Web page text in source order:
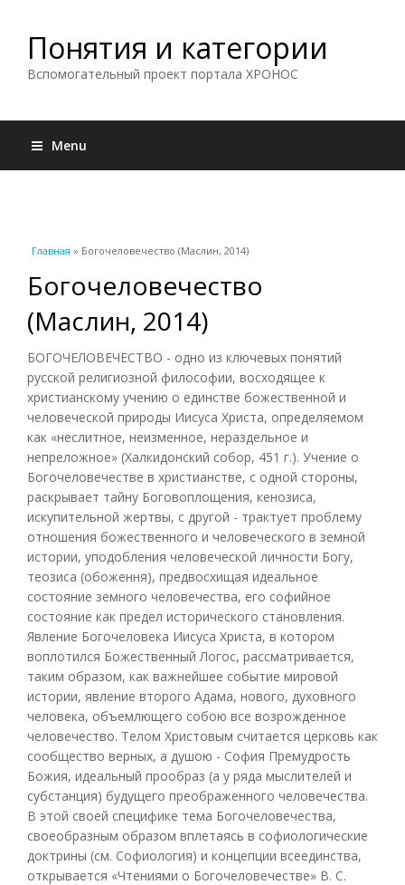
Понятия и категории
Вспомогательный проект портала ХРОНОС
Menu
Вы здесь
Главная » Богочеловечество (Маслин, 2014)
Богочеловечество
(Маслин, 2014)
БОГОЧЕЛОВЕЧЕСТВО - одно из ключевых понятий
русской религиозной философии, восходящее к
христианскому учению о единстве божественной и
человеческой природы Иисуса Христа, определяемом
как «неслитное, неизменное, нераздельное и
непреложное» (Халкидонский собор, 451 г.). Учение о
Богочеловечестве в христианстве, с одной стороны,
раскрывает тайну Боговоплощения, кенозиса,
искупительной жертвы, с другой - трактует проблему
отношения божественного и человеческого в земной
истории, уподобления человеческой личности Богу,
теозиса (обоження), предвосхищая идеальное
состояние земного человечества, его софийное
состояние как предел исторического становления.
Явление Богочеловека Иисуса Христа, в котором
воплотился Божественный Логос, рассматривается,
таким образом, как важнейшее событие мировой
истории, явление второго Адама, нового, духовного
человека, объемлющего собою все возрожденное
человечество. Телом Христовым считается церковь как
сообщество верных, а душою - София Премудрость
Божия, идеальный прообраз (а у ряда мыслителей и
субстанция) будущего преображенного человечества.
В этой своей специфике тема Богочеловечества,
своеобразным образом вплетаясь в софиологические
доктрины (см. Софиология) и концепции всеединства,
открывается «Чтениями о Богочеловечестве» В. С.